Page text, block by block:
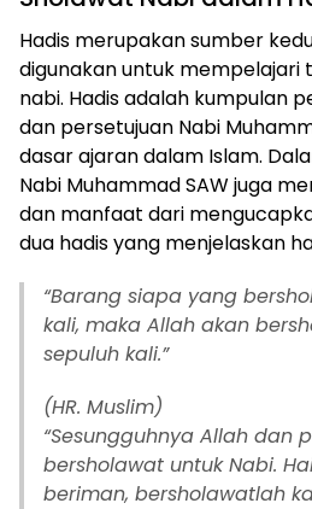
Hadis merupakan sumber
digunakan untuk mempelajari
nabi. Hadis adalah kumpulan
dan persetujuan Nabi
dasar ajaran dalam Islam.
Nabi Muhammad SAW juga
dan manfaat dari
dua hadis yang menjelaskan
“Barang siapa yang
kali, maka Allah akan
sepuluh kali.”
(HR. Muslim)
“Sesungguhnya Allah dan
bersholawat untuk Nabi.
beriman, bersholawatlah